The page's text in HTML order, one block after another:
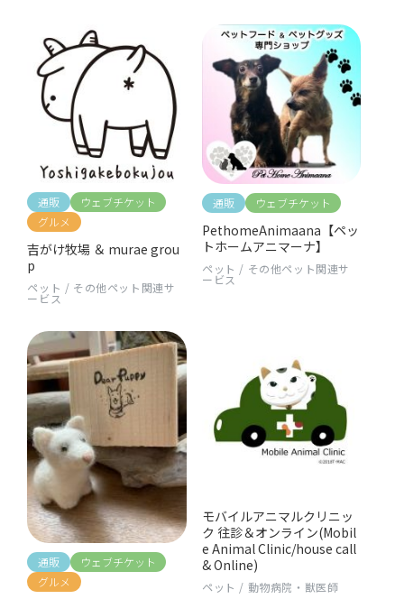
通販
ウェブチケット
グルメ
吉がけ牧場 ＆ murae grou
p
ペット / その他ペット関連サ
ービス
通販 ウェブチケット
PethomeAnimaana【ペッ
トホームアニマーナ】
ペット / その他ペット関連サ
ービス
通販
ウェブチケット
グルメ
モバイルアニマルクリニッ
ク 往診＆オンライン(Mobil
e Animal Clinic/house call
& Online)
ペット / 動物病院・獣医師